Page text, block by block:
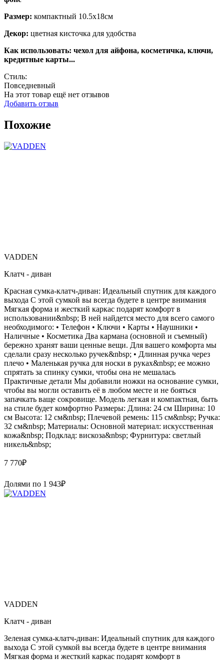
Размер: компактный 10.5х18см
Декор: цветная кисточка для удобства
Как использовать: чехол для айфона, косметичка, ключи,
кредитные карты...
Стиль:
Повседневный
На этот товар ещё нет отзывов
Добавить отзыв
Похожие
VADDEN
Клатч - диван
Красная сумка-клатч-диван: Идеальный спутник для каждого
выхода С этой сумкой вы всегда будете в центре внимания
Мягкая форма и жесткий каркас подарят комфорт в
использовании&nbsp; В ней найдется место для всего самого
необходимого: • Телефон • Ключи • Карты • Наушники •
Наличные • Косметика Два кармана (основной и съемный)
бережно хранят ваши ценные вещи. Для вашего комфорта мы
сделали сразу несколько ручек&nbsp; • Длинная ручка через
плечо • Маленькая ручка для носки в руках&nbsp; ее можно
спрятать за спинку сумки, чтобы она не мешалась
Практичные детали Мы добавили ножки на основание сумки,
чтобы вы могли оставить её в любом месте и не бояться
запачкать ваще сокровище. Модель легкая и компактная, быть
на стиле будет комфортно Размеры: Длина: 24 см Ширина: 10
см Высота: 12 см&nbsp; Плечевой ремень: 115 см&nbsp; Ручка:
32 см&nbsp; Материалы: Основной материал: искусственная
кожа&nbsp; Подклад: вискоза&nbsp; Фурнитура: светлый
никель&nbsp;
7 770₽
Долями по 1 943₽
VADDEN
Клатч - диван
Зеленая сумка-клатч-диван: Идеальный спутник для каждого
выхода С этой сумкой вы всегда будете в центре внимания
Мягкая форма и жесткий каркас подарят комфорт в